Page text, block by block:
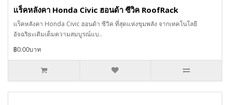
แร็คหลังคา Honda Civic ฮอนด้า ซีวิค RoofRack
แร็คหลังคา Honda Civic ฮอนด้า ซีวิค ที่สุดแห่งขุมพลัง จากเทคโนโลยี
อัจฉริยะเติมเต็มความสมบูรณ์แบ..
฿0.00บาท